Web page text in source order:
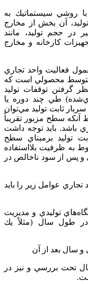
با روشي‌ سيستماتيك‌ به‌
آن‌ بخش‌ از مخارج‌
در حجم‌ توليد، مانند
كارخانه‌ و مخارج‌
فعاليت‌ واحد تجاري‌
محصولي‌ است‌ كه‌
گرفتن‌ توقفات‌ توليد
طي‌ چند دوره‌ يا
ثابت‌ توليد مي‌توان‌
آنكه‌ سطح‌ مزبور تقريباً
باشد. بايد توجه‌ داشت‌
توليد برمبناي‌ سطح‌
به‌ ظرفيت‌ بلااستفاده‌
و پس‌ از سود ناخالص‌ در
عوامل‌ زير را بايد
توليدي‌ و مديريت‌
طول‌ سال‌ (مثلاً يك‌
سال‌ بعد از آن‌
تحت‌ بررسي‌ و نيز در